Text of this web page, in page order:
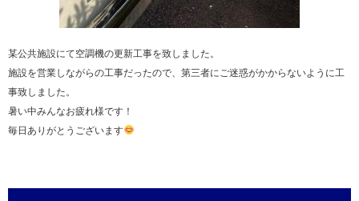
某公共施設にて空調機の更新工事を致しました。
施設を営業しながらの工事だったので、第三者にご迷惑がかからないように工
事致しました。
暑い中みんなお疲れ様です！
毎日ありがとうございます